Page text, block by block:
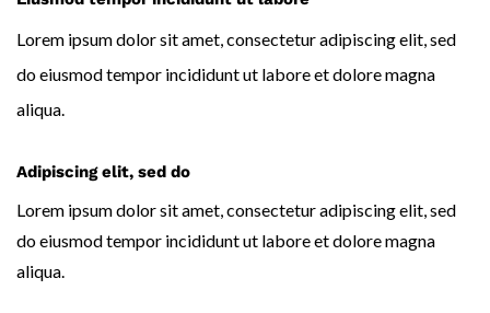
Lorem ipsum dolor sit amet, consectetur adipiscing elit, sed
do eiusmod tempor incididunt ut labore et dolore magna
aliqua.
Adipiscing elit, sed do
Lorem ipsum dolor sit amet, consectetur adipiscing elit, sed
do eiusmod tempor incididunt ut labore et dolore magna
aliqua.